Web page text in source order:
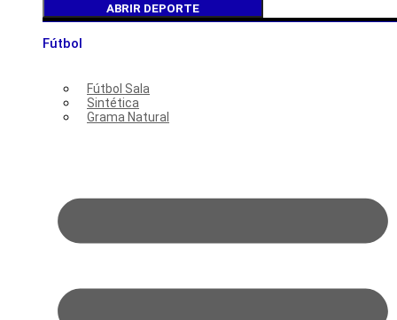
ABRIR DEPORTE
Fútbol
Fútbol Sala
Sintética
Grama Natural